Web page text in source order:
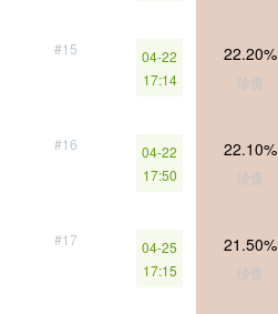
#15
04-22
17:14
22.20%
珍贵
#16
04-22
17:50
22.10%
珍贵
#17
04-25
17:15
21.50%
珍贵